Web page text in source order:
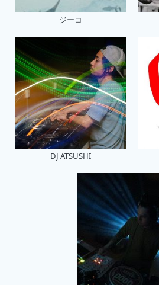
ジーコ
DJ ATSUSHI